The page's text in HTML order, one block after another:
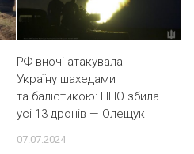
РФ вночі атакувала
Україну шахедами
та балістикою: ППО збила
усі 13 дронів — Олещук
07.07.2024